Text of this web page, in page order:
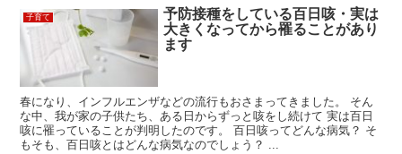
子育て
予防接種をしている百日咳・実は
大きくなってから罹ることがあり
ます
春になり、インフルエンザなどの流行もおさまってきました。 そん
な中、我が家の子供たち、ある日からずっと咳をし続けて 実は百日
咳に罹っていることが判明したのです。 百日咳ってどんな病気？ そ
もそも、百日咳とはどんな病気なのでしょう？ ...